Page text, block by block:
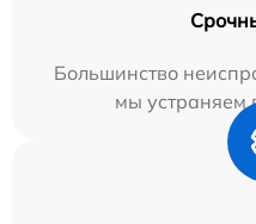
Большинство
мы устраняем